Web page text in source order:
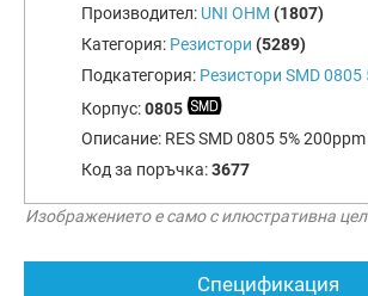
Производител: UNI OHM (1807)
Категория: Резистори (5289)
Подкатегория: Резистори SMD 0805
Корпус:0805
Описание: RES SMD 0805 5%
Код за поръчка:3677
Изображението е само с илюстративна
Спецификация